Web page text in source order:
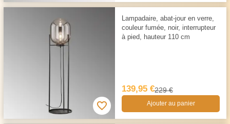
Lampadaire, abat-jour en verre,
couleur fumée, noir, interrupteur
à pied, hauteur 110 cm
139,95 €229 €
Ajouter au panier